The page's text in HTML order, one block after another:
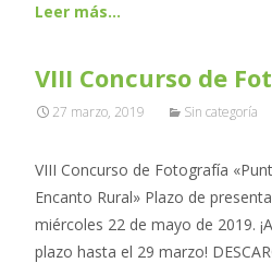
Leer más…
VIII Concurso de
27 marzo, 2019 Sin categoría
VIII Concurso de Fotografía
Encanto Rural» Plazo de
miércoles 22 de mayo de 2019.
plazo hasta el 29 marzo!